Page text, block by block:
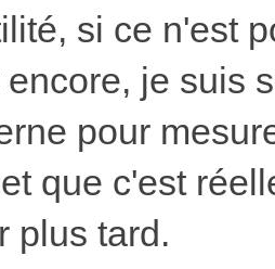
si ce n'est
je suis
pour
que c'est
plus tard.